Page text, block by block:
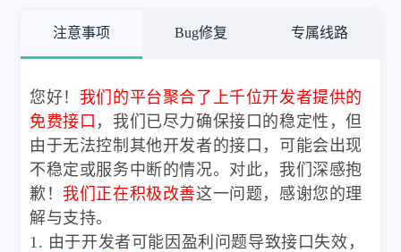
注意事项 Bug修复 专属线路
您好！ 我们的平台聚合了上千位开发者提供的
免费接口 ，我们已尽力确保接口的稳定性，但
由于无法控制其他开发者的接口，可能会出现
不稳定或服务中断的情况。对此，我们深感抱
歉！ 我们正在积极改善这一问题，感谢您的理
解与支持。
1. 由于开发者可能因盈利问题导致接口失效，